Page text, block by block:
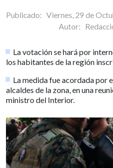
Publicado: Viernes, 29 de
Autor:
La votación se hará por
los habitantes de la región
La medida fue acordada por
alcaldes de la zona, en una
ministro del Interior.